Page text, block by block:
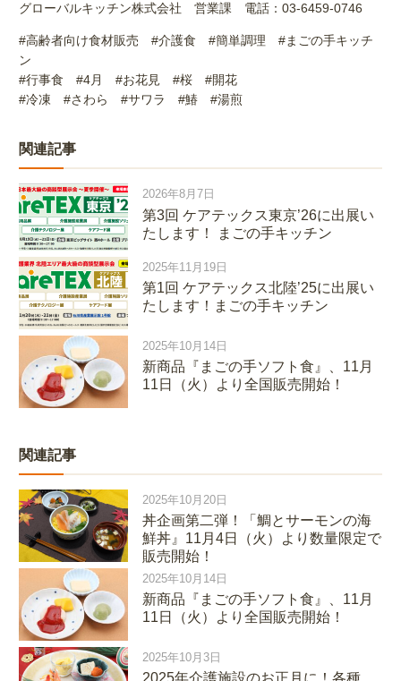
グローバルキッチン株式会社 営業課 電話：03-6459-0746
#高齢者向け食材販売 #介護食 #簡単調理 #まごの手キッチ
ン
#行事食 #4月 #お花見 #桜 #開花
#冷凍 #さわら #サワラ #鰆 #湯煎
関連記事
2026年8月7日
第3回 ケアテックス東京’26に出展い
たします！ まごの手キッチン
2025年11月19日
第1回 ケアテックス北陸’25に出展い
たします！まごの手キッチン
2025年10月14日
新商品『まごの手ソフト食』、11月
11日（火）より全国販売開始！
関連記事
2025年10月20日
丼企画第二弾！「鯛とサーモンの海
鮮丼』11月4日（火）より数量限定で
販売開始！
2025年10月14日
新商品『まごの手ソフト食』、11月
11日（火）より全国販売開始！
2025年10月3日